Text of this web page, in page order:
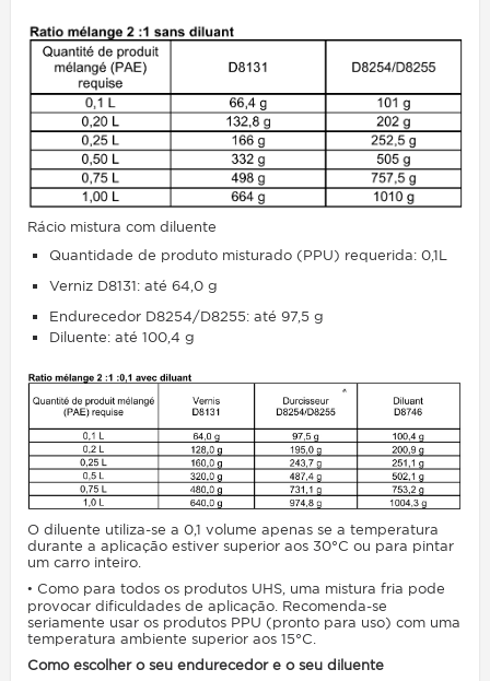
Rácio mistura com diluente
Quantidade de produto misturado (PPU) requerida: 0,1L
Verniz D8131: até 64,0 g
Endurecedor D8254/D8255: até 97,5 g
Diluente: até 100,4 g
O diluente utiliza-se a 0,1 volume apenas se a temperatura
durante a aplicação estiver superior aos 30°C ou para pintar
um carro inteiro.
• Como para todos os produtos UHS, uma mistura fria pode
provocar dificuldades de aplicação. Recomenda-se
seriamente usar os produtos PPU (pronto para uso) com uma
temperatura ambiente superior aos 15°C.
Como escolher o seu endurecedor e o seu diluente